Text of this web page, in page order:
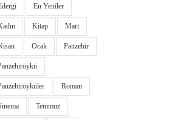
En Yeniler
Kitap Mart
Ocak Panzehir
Roman
Temmuz